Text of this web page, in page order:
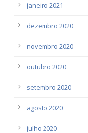
janeiro 2021
dezembro 2020
novembro 2020
outubro 2020
setembro 2020
agosto 2020
julho 2020